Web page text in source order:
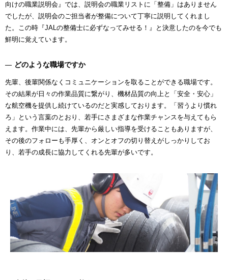
向けの職業説明会』では、説明会の職業リストに「整備」はありません
でしたが、説明会のご担当者が整備について丁寧に説明してくれまし
た。この時『JALの整備士に必ずなってみせる！』と決意したのを今でも
鮮明に覚えています。
どのような職場ですか
先輩、後輩関係なくコミュニケーションを取ることができる職場です。
その結果が日々の作業品質に繋がり、機材品質の向上と「安全・安心」
な航空機を提供し続けているのだと実感しております。「習うより慣れ
ろ」という言葉のとおり、若手にさまざまな作業チャンスを与えてもら
えます。作業中には、先輩から厳しい指導を受けることもありますが、
その後のフォローも手厚く、オンとオフの切り替えがしっかりしてお
り、若手の成長に協力してくれる先輩が多いです。